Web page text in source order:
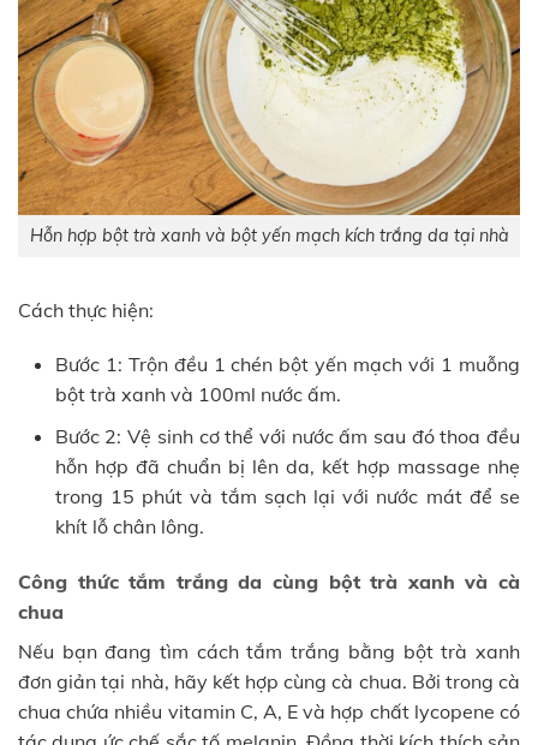
Hỗn hợp bột trà xanh và bột yến mạch kích trắng da tại nhà
Cách thực hiện:
Bước 1: Trộn đều 1 chén bột yến mạch với 1 muỗng
bột trà xanh và 100ml nước ấm.
Bước 2: Vệ sinh cơ thể với nước ấm sau đó thoa đều
hỗn hợp đã chuẩn bị lên da, kết hợp massage nhẹ
trong 15 phút và tắm sạch lại với nước mát để se
khít lỗ chân lông.
Công thức tắm trắng da cùng bột trà xanh và cà
chua
Nếu bạn đang tìm cách tắm trắng bằng bột trà xanh
đơn giản tại nhà, hãy kết hợp cùng cà chua. Bởi trong cà
chua chứa nhiều vitamin C, A, E và hợp chất lycopene có